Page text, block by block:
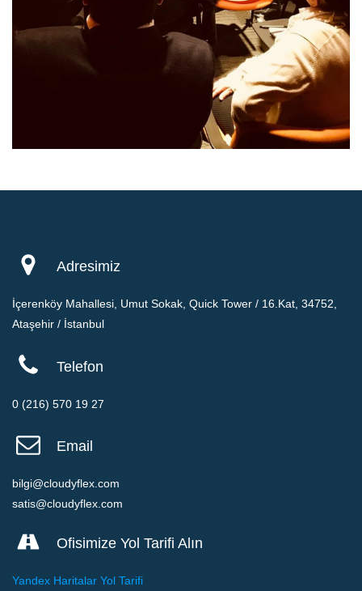
Adresimiz
İçerenköy Mahallesi, Umut Sokak, Quick Tower / 16.Kat, 34752,
Ataşehir / İstanbul
Telefon
0 (216) 570 19 27
Email
bilgi@cloudyflex.com
satis@cloudyflex.com
Ofisimize Yol Tarifi Alın
Yandex Haritalar Yol Tarifi